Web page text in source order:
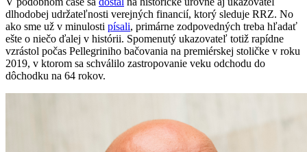
dlhodobej udržateľnosti verejných financií, ktorý sleduje RRZ. No
ako sme už v minulosti písali, primárne zodpovedných treba hľadať
ešte o niečo ďalej v histórii. Spomenutý ukazovateľ totiž rapídne
vzrástol počas Pellegriniho bačovania na premiérskej stoličke v roku
2019, v ktorom sa schválilo zastropovanie veku odchodu do
dôchodku na 64 rokov.